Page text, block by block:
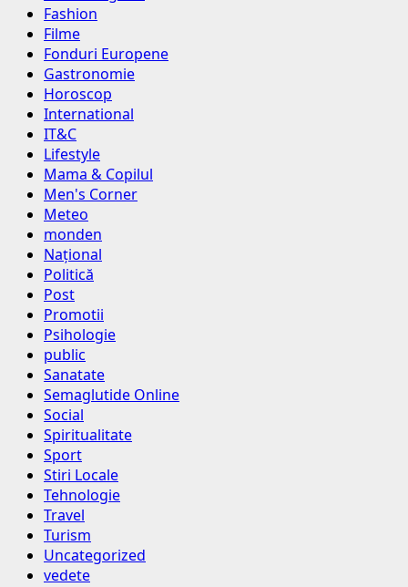
Fashion
Filme
Fonduri Europene
Gastronomie
Horoscop
International
IT&C
Lifestyle
Mama & Copilul
Men's Corner
Meteo
monden
Național
Politică
Post
Promotii
Psihologie
public
Sanatate
Semaglutide Online
Social
Spiritualitate
Sport
Stiri Locale
Tehnologie
Travel
Turism
Uncategorized
vedete